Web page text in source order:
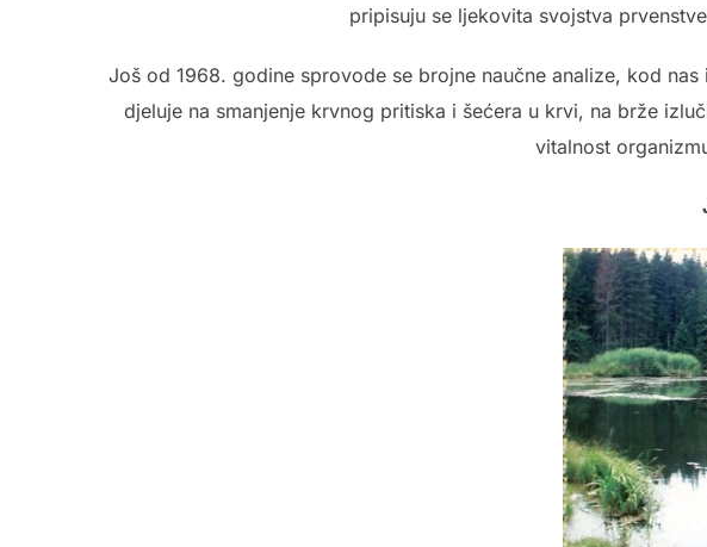
pripisuju se ljekovita svojstva
Još od 1968. godine sprovode se brojne naučne analize, kod
djeluje na smanjenje krvnog pritiska i šećera u krvi, na brže
vitalnost